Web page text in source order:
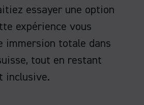
essayer une option
expérience vous
immersion totale dans
tout en restant
inclusive.